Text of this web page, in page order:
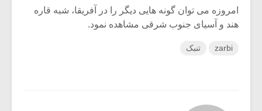
امروزه می توان گونه هایی دیگر را در آفریقا، شبه قاره
هند و آسیای جنوب شرقی مشاهده نمود.
zarbi تنبک